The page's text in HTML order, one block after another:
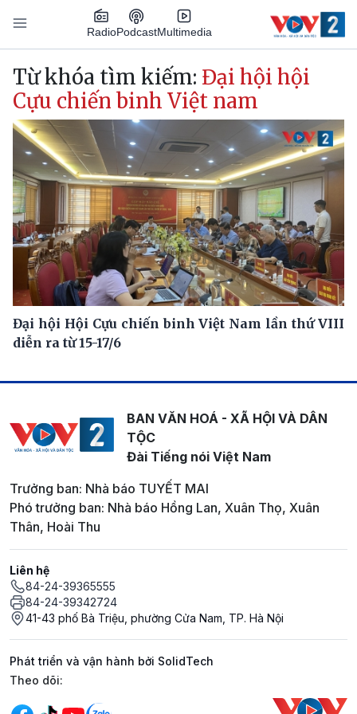
Nhảy đến nội dung
RadioPodcastMultimedia
Main navigation
Từ khóa tìm kiếm: Đại hội hội
Cựu chiến binh Việt nam
Đại hội Hội Cựu chiến binh Việt Nam lần thứ VIII
diễn ra từ 15-17/6
BAN VĂN HOÁ - XÃ HỘI VÀ DÂN
TỘC
Đài Tiếng nói Việt Nam
Trưởng ban: Nhà báo TUYẾT MAI
Phó trưởng ban: Nhà báo Hồng Lan, Xuân Thọ, Xuân
Thân, Hoài Thu
Liên hệ
84-24-39365555
84-24-39342724
41-43 phố Bà Triệu, phường Cửa Nam, TP. Hà Nội
Phát triển và vận hành bởi SolidTech
Mạng xã hội
Theo dõi: